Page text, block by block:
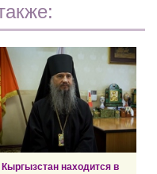
Кыргызстан находится в